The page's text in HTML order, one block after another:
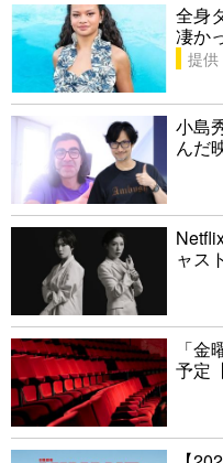
全身
凄か
提供
小島
んだ
ャス
「
予定